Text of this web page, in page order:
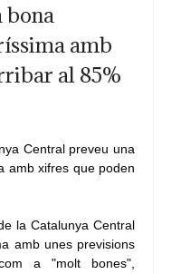
bona
amb
al 85%
la Catalunya Central
amb unes previsions
a "molt bones",